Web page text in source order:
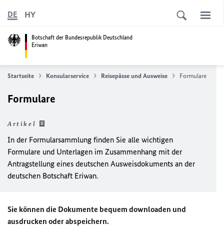
Botschaft der Bundesrepublik Deutschland
Eriwan
DE HY
Startseite Konsularservice Reisepässe und Ausweise Formulare
Formulare
Artikel
In der Formularsammlung finden Sie alle wichtigen
Formulare und Unterlagen im Zusammenhang mit der
Antragstellung eines deutschen Ausweisdokuments an der
deutschen Botschaft Eriwan.
Sie können die Dokumente bequem downloaden und
ausdrucken oder abspeichern.